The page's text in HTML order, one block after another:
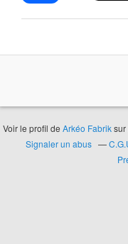
Voir le profil de Arkéo Fabriksur
Signaler un abus